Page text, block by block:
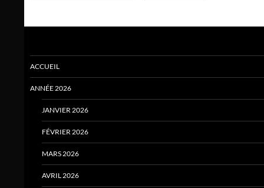
ACCUEIL
ANNÉE 2026
JANVIER 2026
FÉVRIER 2026
MARS 2026
AVRIL 2026